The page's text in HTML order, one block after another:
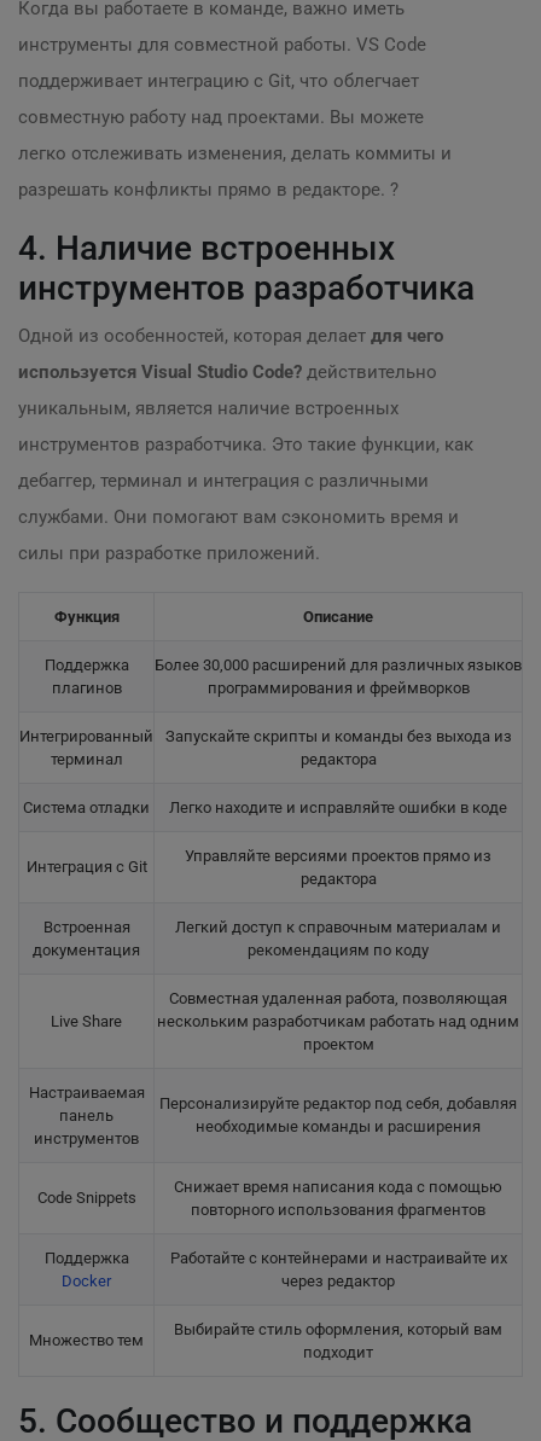
Когда вы работаете в команде, важно иметь
инструменты для совместной работы. VS Code
поддерживает интеграцию с Git, что облегчает
совместную работу над проектами. Вы можете
легко отслеживать изменения, делать коммиты и
разрешать конфликты прямо в редакторе. ?
4. Наличие встроенных
инструментов разработчика
Одной из особенностей, которая делает для чего
используется Visual Studio Code? действительно
уникальным, является наличие встроенных
инструментов разработчика. Это такие функции, как
дебаггер, терминал и интеграция с различными
службами. Они помогают вам сэкономить время и
силы при разработке приложений.
Функция Описание
Поддержка
плагинов
Более 30,000 расширений для различных языков
программирования и фреймворков
Интегрированный
терминал
Запускайте скрипты и команды без выхода из
редактора
Система отладки Легко находите и исправляйте ошибки в коде
Интеграция с Git
Управляйте версиями проектов прямо из
редактора
Встроенная
документация
Легкий доступ к справочным материалам и
рекомендациям по коду
Live Share
Совместная удаленная работа, позволяющая
нескольким разработчикам работать над одним
проектом
Настраиваемая
панель
инструментов
Персонализируйте редактор под себя, добавляя
необходимые команды и расширения
Code Snippets
Снижает время написания кода с помощью
повторного использования фрагментов
Поддержка
Docker
Работайте с контейнерами и настраивайте их
через редактор
Множество тем
Выбирайте стиль оформления, который вам
подходит
5. Сообщество и поддержка